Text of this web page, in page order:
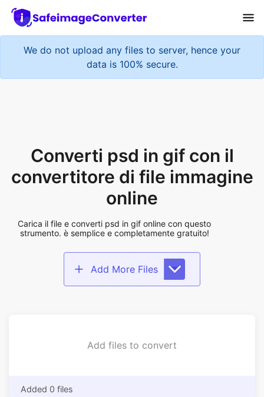
We do not upload any files to server, hence your
data is 100% secure.
online
Carica il file e converti psd in gif online con questo
strumento. è semplice e completamente gratuito!
Add More Files